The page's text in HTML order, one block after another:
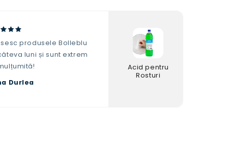
produsele Bolleblu
luni și sunt extrem
Durlea
Acid pentru
Rosturi